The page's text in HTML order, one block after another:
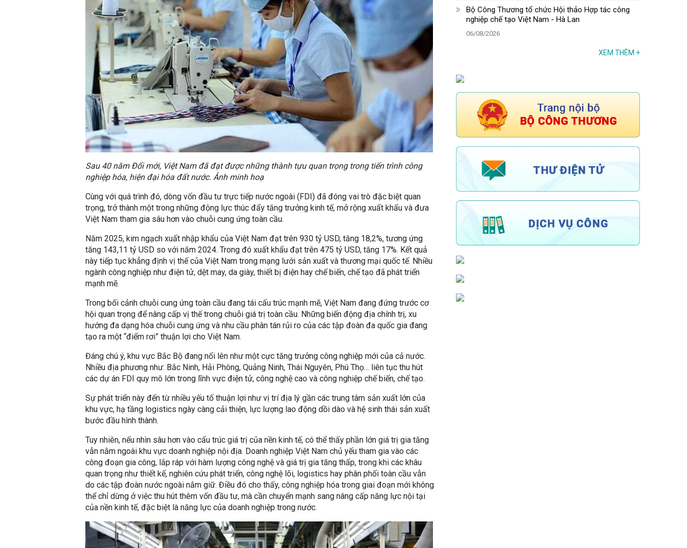
Sau 40 năm Đổi mới, Việt Nam đã đạt được những thành tựu quan trọng trong tiến trình công
nghiệp hóa, hiện đại hóa đất nước. Ảnh minh hoạ
Cùng với quá trình đó, dòng vốn đầu tư trực tiếp nước ngoài (FDI) đã đóng vai trò đặc biệt quan
trọng, trở thành một trong những động lực thúc đẩy tăng trưởng kinh tế, mở rộng xuất khẩu và đưa
Việt Nam tham gia sâu hơn vào chuỗi cung ứng toàn cầu.
Năm 2025, kim ngạch xuất nhập khẩu của Việt Nam đạt trên 930 tỷ USD, tăng 18,2%, tương ứng
tăng 143,11 tỷ USD so với năm 2024. Trong đó xuất khẩu đạt trên 475 tỷ USD, tăng 17%. Kết quả
này tiếp tục khẳng định vị thế của Việt Nam trong mạng lưới sản xuất và thương mại quốc tế. Nhiều
ngành công nghiệp như điện tử, dệt may, da giày, thiết bị điện hay chế biến, chế tạo đã phát triển
mạnh mẽ.
Trong bối cảnh chuỗi cung ứng toàn cầu đang tái cấu trúc mạnh mẽ, Việt Nam đang đứng trước cơ
hội quan trọng để nâng cấp vị thế trong chuỗi giá trị toàn cầu. Những biến động địa chính trị, xu
hướng đa dạng hóa chuỗi cung ứng và nhu cầu phân tán rủi ro của các tập đoàn đa quốc gia đang
tạo ra một “điểm rơi” thuận lợi cho Việt Nam.
Đáng chú ý, khu vực Bắc Bộ đang nổi lên như một cực tăng trưởng công nghiệp mới của cả nước.
Nhiều địa phương như: Bắc Ninh, Hải Phòng, Quảng Ninh, Thái Nguyên, Phú Thọ… liên tục thu hút
các dự án FDI quy mô lớn trong lĩnh vực điện tử, công nghệ cao và công nghiệp chế biến, chế tạo.
Sự phát triển này đến từ nhiều yếu tố thuận lợi như vị trí địa lý gần các trung tâm sản xuất lớn của
khu vực, hạ tầng logistics ngày càng cải thiện, lực lượng lao động dồi dào và hệ sinh thái sản xuất
bước đầu hình thành.
Tuy nhiên, nếu nhìn sâu hơn vào cấu trúc giá trị của nền kinh tế, có thể thấy phần lớn giá trị gia tăng
vẫn nằm ngoài khu vực doanh nghiệp nội địa. Doanh nghiệp Việt Nam chủ yếu tham gia vào các
công đoạn gia công, lắp ráp với hàm lượng công nghệ và giá trị gia tăng thấp, trong khi các khâu
quan trọng như thiết kế, nghiên cứu phát triển, công nghệ lõi, logistics hay phân phối toàn cầu vẫn
do các tập đoàn nước ngoài nắm giữ. Điều đó cho thấy, công nghiệp hóa trong giai đoạn mới không
thể chỉ dừng ở việc thu hút thêm vốn đầu tư, mà cần chuyển mạnh sang nâng cấp năng lực nội tại
của nền kinh tế, đặc biệt là năng lực của doanh nghiệp trong nước.
Bộ Công Thương tổ chức Hội thảo Hợp tác công
nghiệp chế tạo Việt Nam - Hà Lan
06/08/2026
XEM THÊM +